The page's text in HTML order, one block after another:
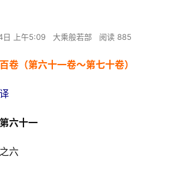
日 上午5:09 大乘般若部 阅读 885
卷（第六十一卷～第七十卷）
六十一
六